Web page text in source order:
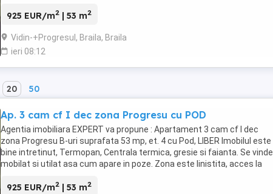
925 EUR/m2 | 53 m2
Vidin-+Progresul, Braila, Braila
ieri 08:12
20 50
Ap. 3 cam cf I dec zona Progresu cu POD
Agentia imobiliara EXPERT va propune : Apartament 3 cam cf I dec
zona Progresu B-uri suprafata 53 mp, et. 4 cu Pod, LIBER Imobilul este
bine intretinut, Termopan, Centrala termica, gresie si faianta. Se vinde
mobilat si utilat asa cum apare in poze. Zona este linistita, acces la
925 EUR/m2 | 53 m2